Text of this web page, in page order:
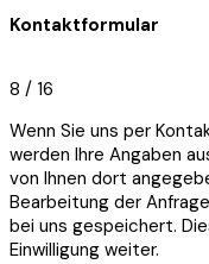
Kontaktformular
8 / 16
Wenn Sie uns per
werden Ihre Angaben
von Ihnen dort
Bearbeitung der
bei uns gespeichert.
Einwilligung weiter.